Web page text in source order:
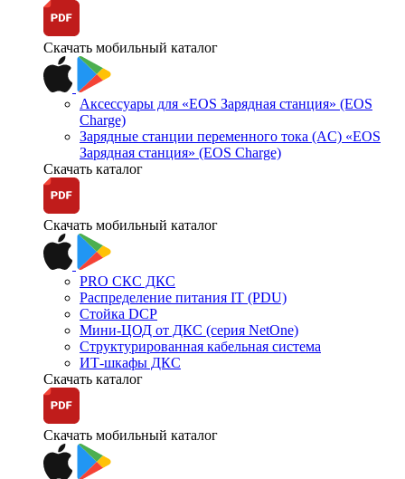
Скачать мобильный каталог
Аксессуары для «EOS Зарядная станция» (EOS
Charge)
Зарядные станции переменного тока (AC) «EOS
Зарядная станция» (EOS Charge)
Скачать каталог
Скачать мобильный каталог
PRO СКС ДКС
Распределение питания IT (PDU)
Стойка DCP
Мини-ЦОД от ДКС (серия NetOne)
Структурированная кабельная система
ИТ-шкафы ДКС
Скачать каталог
Скачать мобильный каталог